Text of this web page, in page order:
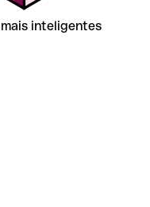
inteligentes